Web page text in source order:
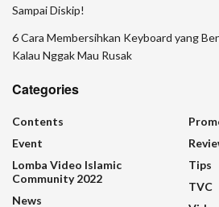
Sampai Diskip!
6 Cara Membersihkan Keyboard yang
Kalau Nggak Mau Rusak
Categories
Contents
Event
Lomba Video Islamic
Community 2022
News
Tips
TVC